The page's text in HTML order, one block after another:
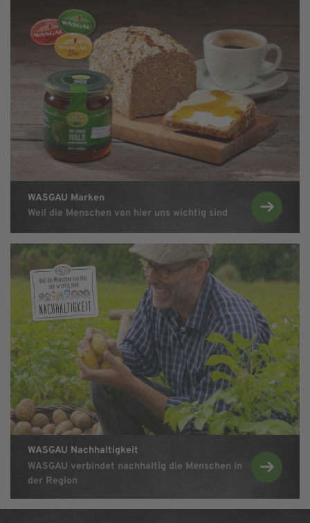
WASGAU Marken
Weil die Menschen von hier uns wichtig sind
Zu den
Zu WASGAU Nachhaltigkeit
WASGAU Nachhaltigkeit
WASGAU verbindet nachhaltig die Menschen in
der Region
Zu